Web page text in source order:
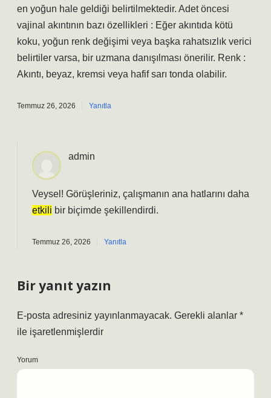
en yoğun hale geldiği belirtilmektedir. Adet öncesi
vajinal akıntının bazı özellikleri : Eğer akıntıda kötü
koku, yoğun renk değişimi veya başka rahatsızlık verici
belirtiler varsa, bir uzmana danışılması önerilir. Renk :
Akıntı, beyaz, kremsi veya hafif sarı tonda olabilir.
Temmuz 26, 2026 Yanıtla
admin
Veysel! Görüşleriniz, çalışmanın ana hatlarını daha
etkili bir biçimde şekillendirdi.
Temmuz 26, 2026 Yanıtla
Bir yanıt yazın
E-posta adresiniz yayınlanmayacak. Gerekli alanlar *
ile işaretlenmişlerdir
Yorum